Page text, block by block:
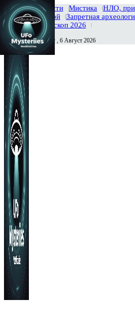
Главная Новости Мистика
НЛО,
Тайны вселенной
Запретная
История
Гороскоп 2026
Сегодня Четверг , 6 Август 2026